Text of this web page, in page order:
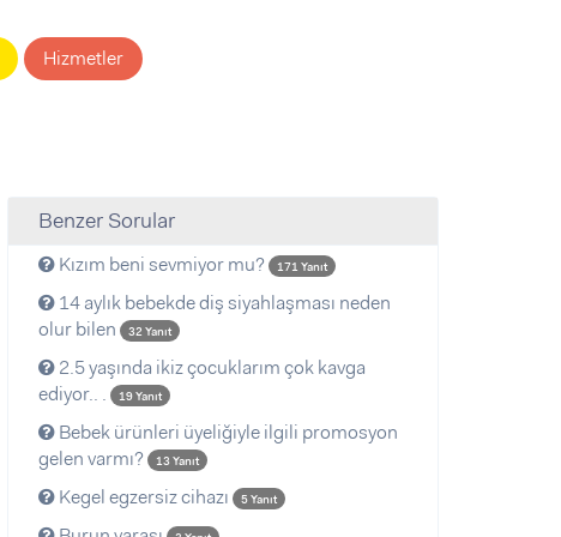
Hizmetler
Benzer Sorular
Kızım beni sevmiyor mu? 171 Yanıt
14 aylık bebekde diş siyahlaşması neden
olur bilen
32 Yanıt
2.5 yaşında ikiz çocuklarım çok kavga
ediyor.. .
19 Yanıt
Bebek ürünleri üyeliğiyle ilgili promosyon
gelen varmı?
13 Yanıt
Kegel egzersiz cihazı 5 Yanıt